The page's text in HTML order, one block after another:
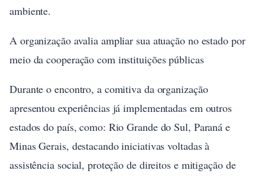
ambiente.
A organização avalia ampliar sua atuação no estado por
meio da cooperação com instituições públicas
Durante o encontro, a comitiva da organização
apresentou experiências já implementadas em outros
estados do país, como: Rio Grande do Sul, Paraná e
Minas Gerais, destacando iniciativas voltadas à
assistência social, proteção de direitos e mitigação de